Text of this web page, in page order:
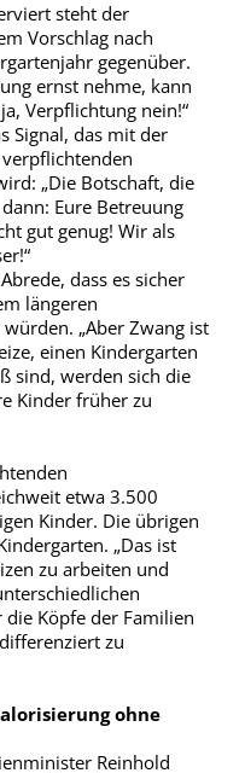
steht der
Vorschlag nach
gegenüber.
ernst nehme, kann
Verpflichtung nein!“
Signal, das mit der
„Die Botschaft, die
Eure Betreuung
gut genug! Wir als
dass es sicher
längeren
„Aber Zwang ist
einen Kindergarten
sind, werden sich die
Kinder früher zu
etwa 3.500
Kinder. Die übrigen
„Das ist
zu arbeiten und
Köpfe der Familien
zu
ohne
Reinhold